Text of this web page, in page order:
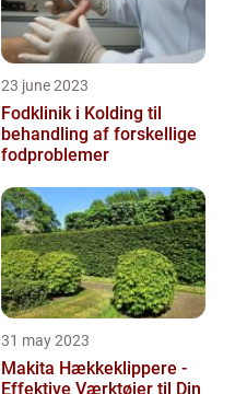
23 june 2023
Fodklinik i Kolding til
behandling af forskellige
fodproblemer
31 may 2023
Makita Hækkeklippere -
Effektive Værktøjer til Din